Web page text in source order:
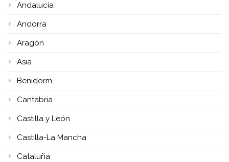
Andalucía
Andorra
Aragón
Asia
Benidorm
Cantabria
Castilla y León
Castilla-La Mancha
Cataluña